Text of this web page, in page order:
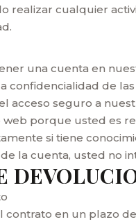
realizar cualquier
una cuenta en
confidencialidad de
acceso seguro a
porque usted es
si tiene
la cuenta, usted no
en un plazo